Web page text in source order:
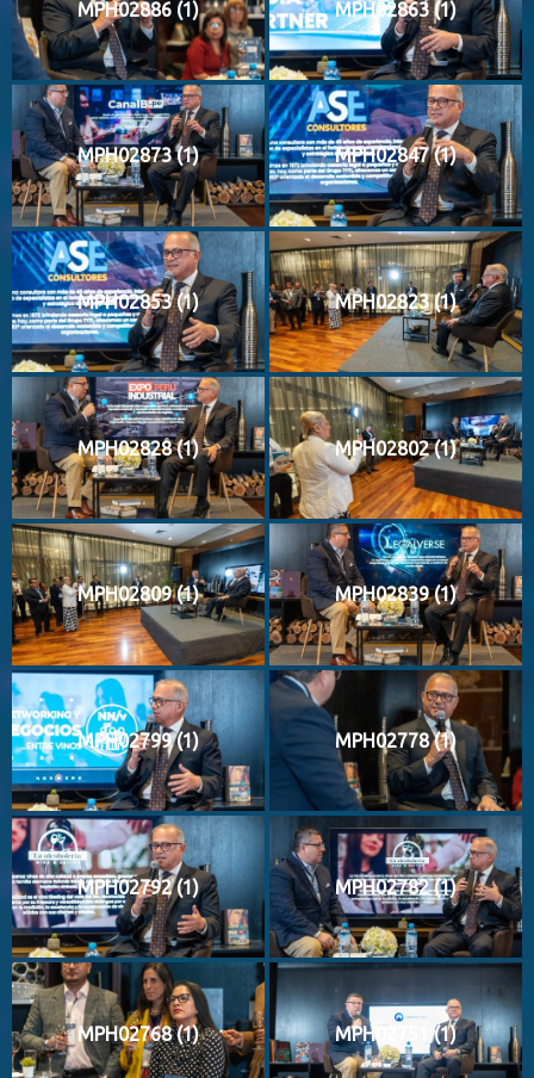
MPH02886 (1) MPH02863 (1)
MPH02873 (1) MPH02847 (1)
MPH02853 (1) MPH02823 (1)
MPH02828 (1) MPH02802 (1)
MPH02809 (1) MPH02839 (1)
MPH02799 (1) MPH02778 (1)
MPH02792 (1) MPH02782 (1)
MPH02768 (1) MPH02751 (1)